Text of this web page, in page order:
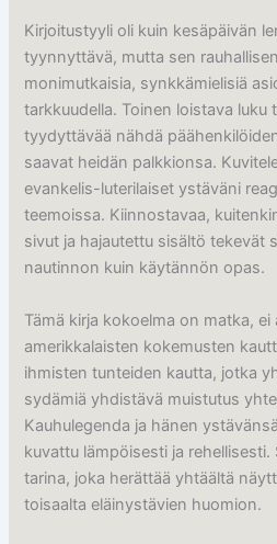
Kirjoitustyyli oli kuin kesäpäivän
tyynnyttävä, mutta sen
monimutkaisia, synkkämielisiä
tarkkuudella. Toinen loistava luku
tyydyttävää nähdä
saavat heidän palkkionsa.
evankelis-luterilaiset ystäväni
teemoissa. Kiinnostavaa,
sivut ja hajautettu sisältö tekevät
nautinnon kuin käytännön opas.
Tämä kirja kokoelma on matka,
amerikkalaisten kokemusten
ihmisten tunteiden kautta, jotka
sydämiä yhdistävä muistutus
Kauhulegenda ja hänen
kuvattu lämpöisesti ja rehellisesti.
tarina, joka herättää yhtäältä
toisaalta eläinystävien huomion.